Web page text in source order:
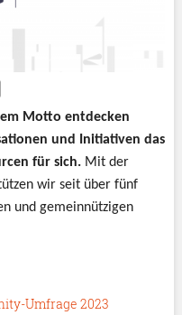
Motto entdecken
und Initiativen das
für sich. Mit der
wir seit über fünf
und gemeinnützigen
Umfrage 2023